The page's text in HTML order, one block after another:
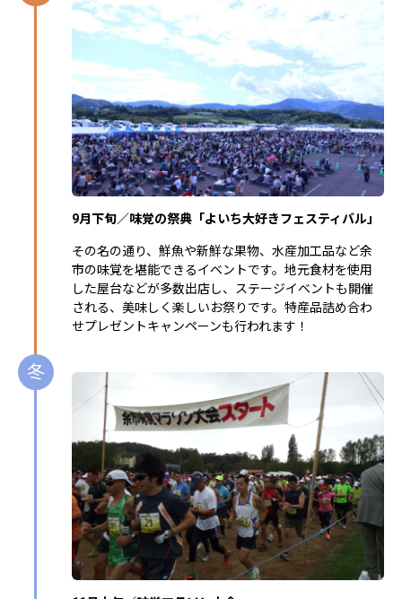
9月下旬／味覚の祭典「よいち大好きフェスティバル」
その名の通り、鮮魚や新鮮な果物、水産加工品など余
市の味覚を堪能できるイベントです。地元食材を使用
した屋台などが多数出店し、ステージイベントも開催
される、美味しく楽しいお祭りです。特産品詰め合わ
せプレゼントキャンペーンも行われます！
冬